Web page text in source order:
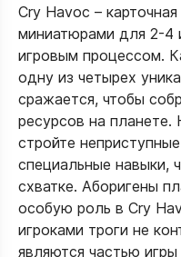
Cry Havoc –
миниатюрами для 2-4
игровым процессом.
одну из четырех
сражается, чтобы
ресурсов на планете.
стройте
специальные навыки,
схватке. Аборигены
особую роль в Cry
игроками троги не
являются частью